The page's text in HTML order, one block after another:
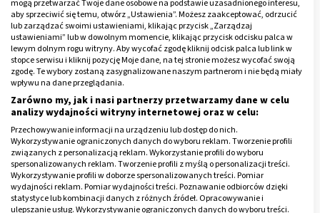
Jak zmniejszyć wydzielanie sebum?
Nadmiar sebum wywołuje różne zmiany na skórze przez
to znacznie obniża estetykę cery. Jak ograniczyć jego
wydzielanie i zahamować powstawanie zmian
skórnych?
Istnieją domowe sposoby i kosmetyki na nadmiar
sebum, regulujące pracę gruczołów łojowych. Wśród
nich wyróżnia się przede wszystkim preparaty do
pielęgnacji twarzy oraz produkty do włosów i skóry
głowy (więcej na ten temat w dalszej części artykułu).
mogą przetwarzać Twoje dane osobowe na podstawie uzasadnionego interesu,
aby sprzeciwić się temu, otwórz „Ustawienia”. Możesz zaakceptować, odrzucić
lub zarządzać swoimi ustawieniami, klikając przycisk „Zarządzaj
ustawieniami” lub w dowolnym momencie, klikając przycisk odcisku palca w
lewym dolnym rogu witryny. Aby wycofać zgodę kliknij odcisk palca lub link w
stopce serwisu i kliknij pozycję Moje dane, na tej stronie możesz wycofać swoją
zgodę. Te wybory zostaną zasygnalizowane naszym partnerom i nie będą miały
wpływu na dane przeglądania.
Zarówno my, jak i nasi partnerzy przetwarzamy dane w celu
analizy wydajności witryny internetowej oraz w celu:
Przechowywanie informacji na urządzeniu lub dostęp do nich.
Wykorzystywanie ograniczonych danych do wyboru reklam. Tworzenie profili
związanych z personalizacją reklam. Wykorzystanie profili do wyboru
spersonalizowanych reklam. Tworzenie profili z myślą o personalizacji treści.
Wykorzystywanie profili w doborze spersonalizowanych treści. Pomiar
wydajności reklam. Pomiar wydajności treści. Poznawanie odbiorców dzięki
statystyce lub kombinacji danych z różnych źródeł. Opracowywanie i
ulepszanie usług. Wykorzystywanie ograniczonych danych do wyboru treści.